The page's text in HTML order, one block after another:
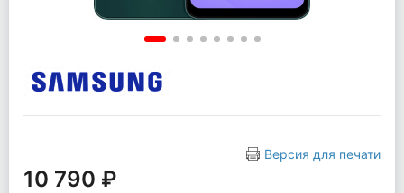
Версия для печати
10 790 ₽